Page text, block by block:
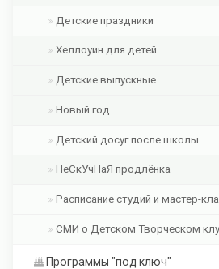
Детские праздники
Хеллоуин для детей
Детские выпускные
Новый год
Детский досуг после школы
НеСкУчНаЯ продлёнка
Расписание студий и мастер-
СМИ о Детском Творческом
Программы "под ключ"